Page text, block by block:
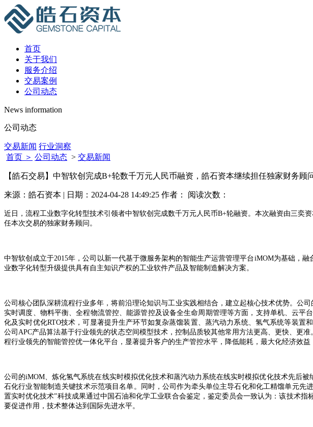
首页
关于我们
服务介绍
交易案例
公司动态
News information
公司动态
交易新闻 行业洞察
首页 ＞ 公司动态 > 交易新闻
【皓石交易】中智软创完成B+轮数千万元人民币融资，皓石资本继续担任独家财务顾
来源：皓石资本 | 日期：2024-04-28 14:49:25 作者： 阅读次数：
近日，流程工业数字化转型技术引领者中智软创完成数千万元人民币B+轮融资。本次融资由三
任本次交易的独家财务顾问。
中智软创成立于2015年，公司以新一代基于微服务架构的智能生产运营管理平台iMOM为基础，
业数字化转型升级提供具有自主知识产权的工业软件产品及智能制造解决方案。
公司核心团队深耕流程行业多年，将前沿理论知识与工业实践相结合，建立起核心技术优势。公
实时调度、物料平衡、全程物流管控、能源管控及设备全生命周期管理等方面，支持单机、云
化及实时优化RTO技术，可显著提升生产环节如复杂蒸馏装置、蒸汽动力系统、氢气系统等装
公司APC产品算法基于行业领先的状态空间模型技术，控制品质较其他常用方法更高、更快、更
程行业领先的智能管控优一体化平台，显著提升客户的生产管控水平，降低能耗，最大化经济效益
公司的iMOM、炼化氢气系统在线实时模拟优化技术和蒸汽动力系统在线实时模拟优化技术先后
石化行业智能制造关键技术示范项目名单。同时，公司作为牵头单位主导石化和化工精馏单元先
置实时优化技术”科技成果通过中国石油和化学工业联合会鉴定，鉴定委员会一致认为：该技术
要促进作用，技术整体达到国际先进水平。